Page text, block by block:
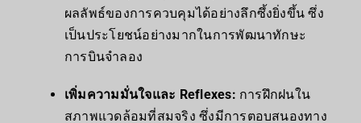
ผลลัพธ์ของการควบคุมได้อย่างลึกซึ้งยิ่งขึ้น ซึ่ง
เป็นประโยชน์อย่างมากในการพัฒนาทักษะ
การบินจำลอง
เพิ่มความมั่นใจและ Reflexes: การฝึกฝนใน
สภาพแวดล้อมที่สมจริง ซึ่งมีการตอบสนองทาง